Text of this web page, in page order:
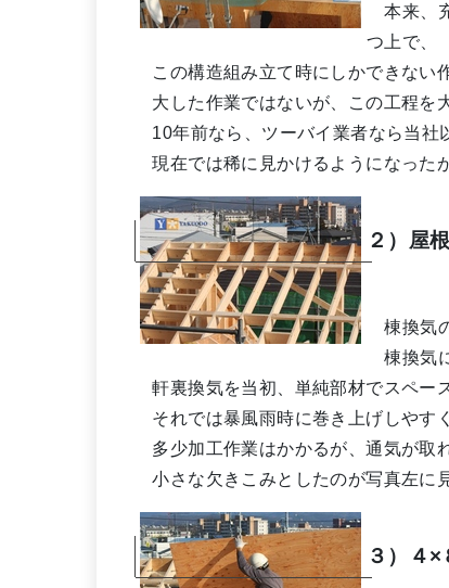
本来、
つ上で、
この構造組み立て時にしかできない作
大した作業ではないが、この工程を
10年前なら、ツーバイ業者なら当社
現在では稀に見かけるようになった
２）屋
棟換気
棟換気
軒裏換気を当初、単純部材でスペー
それでは暴風雨時に巻き上げしやす
多少加工作業はかかるが、通気が取
小さな欠きこみとしたのが写真左に
３）４×